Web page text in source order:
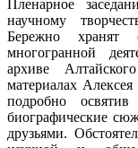
Пленарное
научному
Бережно хранят
многогранной
архиве
материалах
подробно
биографические
друзьями.